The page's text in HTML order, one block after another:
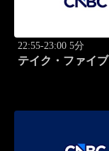
22:55-23:00 5分
テイク・ファイブ